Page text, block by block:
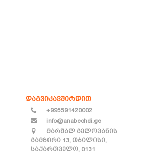
დაგვიკავშირდით
+995591420002
info@anabechdi.ge
მარშალ გელოვანის
გამზირი 13, თბილისი,
საქართველო, 0131